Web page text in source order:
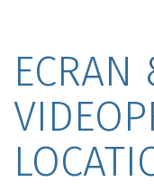
ECRAN